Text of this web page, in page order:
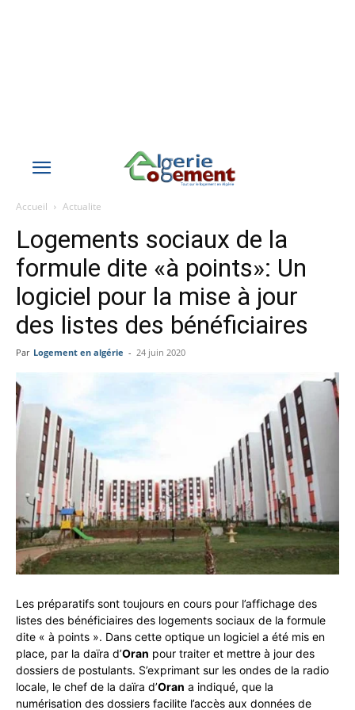
Accueil Actualite
Logements sociaux de la
formule dite «à points»: Un
logiciel pour la mise à jour
des listes des bénéficiaires
Par Logement en algérie - 24 juin 2020
Les préparatifs sont toujours en cours pour l’affichage des
listes des bénéficiaires des logements sociaux de la formule
dite « à points ». Dans cette optique un logiciel a été mis en
place, par la daïra d’Oran pour traiter et mettre à jour des
dossiers de postulants. S’exprimant sur les ondes de la radio
locale, le chef de la daïra d’Oran a indiqué, que la
numérisation des dossiers facilite l’accès aux données de